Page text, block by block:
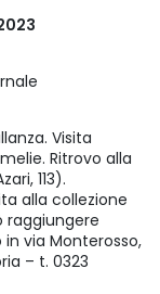
Visita
Ritrovo alla
113).
alla collezione
raggiungere
via Monterosso,
– t. 0323